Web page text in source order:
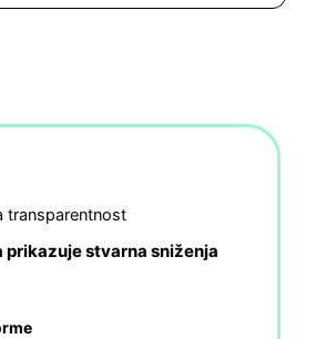
transparentnost
prikazuje stvarna sniženja